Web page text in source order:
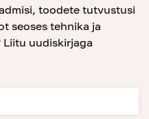
toodete tutvustusi
seoses tehnika ja
uudiskirjaga